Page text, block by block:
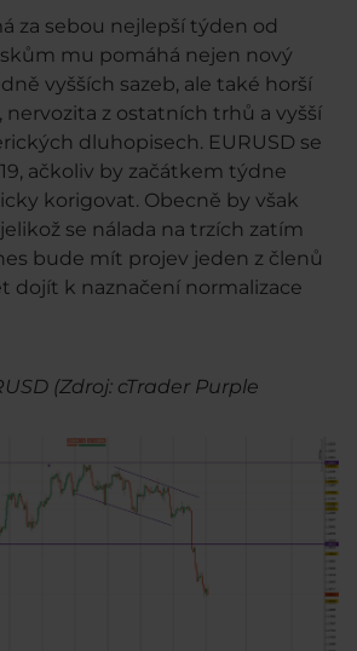
za sebou nejlepší týden od
mu pomáhá nejen nový
vyšších sazeb, ale také horší
nervozita z ostatních trhů a vyšší
dluhopisech. EURUSD se
ačkoliv by začátkem týdne
korigovat. Obecně by však
se nálada na trzích zatím
bude mít projev jeden z členů
dojít k naznačení normalizace
(Zdroj: cTrader Purple